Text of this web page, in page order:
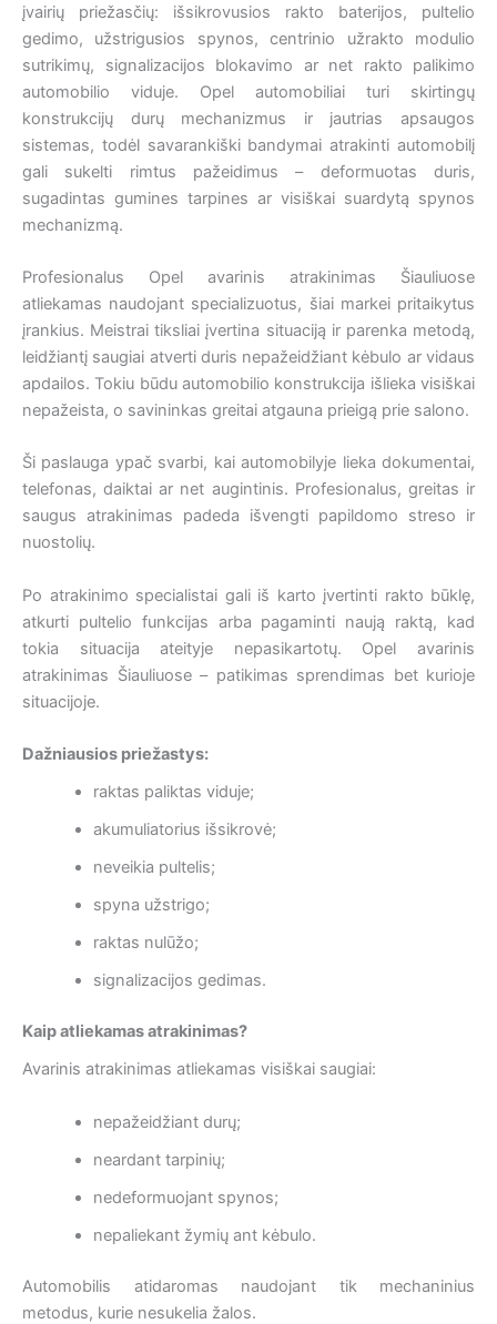
įvairių priežasčių: išsikrovusios rakto baterijos, pultelio
gedimo, užstrigusios spynos, centrinio užrakto modulio
sutrikimų, signalizacijos blokavimo ar net rakto palikimo
automobilio viduje. Opel automobiliai turi skirtingų
konstrukcijų durų mechanizmus ir jautrias apsaugos
sistemas, todėl savarankiški bandymai atrakinti automobilį
gali sukelti rimtus pažeidimus – deformuotas duris,
sugadintas gumines tarpines ar visiškai suardytą spynos
mechanizmą.
Profesionalus Opel avarinis atrakinimas Šiauliuose
atliekamas naudojant specializuotus, šiai markei pritaikytus
įrankius. Meistrai tiksliai įvertina situaciją ir parenka metodą,
leidžiantį saugiai atverti duris nepažeidžiant kėbulo ar vidaus
apdailos. Tokiu būdu automobilio konstrukcija išlieka visiškai
nepažeista, o savininkas greitai atgauna prieigą prie salono.
Ši paslauga ypač svarbi, kai automobilyje lieka dokumentai,
telefonas, daiktai ar net augintinis. Profesionalus, greitas ir
saugus atrakinimas padeda išvengti papildomo streso ir
nuostolių.
Po atrakinimo specialistai gali iš karto įvertinti rakto būklę,
atkurti pultelio funkcijas arba pagaminti naują raktą, kad
tokia situacija ateityje nepasikartotų. Opel avarinis
atrakinimas Šiauliuose – patikimas sprendimas bet kurioje
situacijoje.
Dažniausios priežastys:
raktas paliktas viduje;
akumuliatorius išsikrovė;
neveikia pultelis;
spyna užstrigo;
raktas nulūžo;
signalizacijos gedimas.
Kaip atliekamas atrakinimas?
Avarinis atrakinimas atliekamas visiškai saugiai:
nepažeidžiant durų;
neardant tarpinių;
nedeformuojant spynos;
nepaliekant žymių ant kėbulo.
Automobilis atidaromas naudojant tik mechaninius
metodus, kurie nesukelia žalos.